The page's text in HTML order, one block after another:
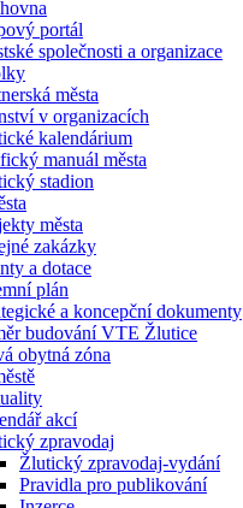
portál
společnosti a organizace
města
v organizacích
kalendárium
manuál města
stadion
města
zakázky
a dotace
plán
a koncepční dokumenty
budování VTE Žlutice
obytná zóna
akcí
zpravodaj
Žlutický zpravodaj-vydání
Pravidla pro publikování